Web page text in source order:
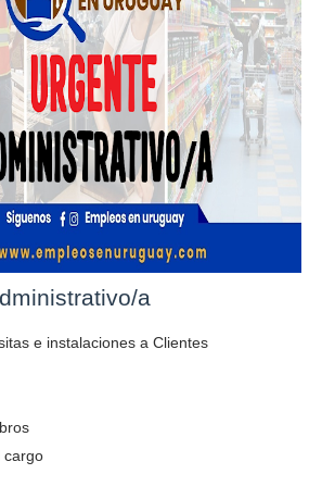
a
e instalaciones a Clientes
cargo